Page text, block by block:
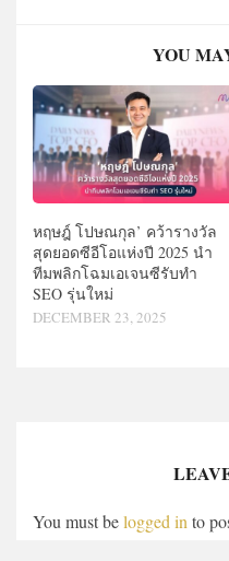
YOU
หฤษฎ์ โปษณกุล’ คว้ารางวัล
สุดยอดซีอีโอแห่งปี 2025 นำ
ทีมพลิกโฉมเอเจนซีรับทำ
SEO รุ่นใหม่
DECEMBER 23, 2025
You must belogged in to